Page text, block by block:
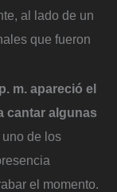
al lado de un
que fueron
m. apareció el
cantar algunas
de los
el momento.